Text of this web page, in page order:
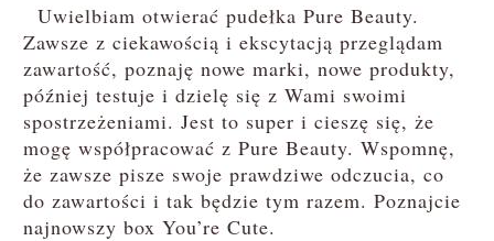
Uwielbiam otwierać pudełka Pure Beauty.
Zawsze z ciekawością i ekscytacją przeglądam
zawartość, poznaję nowe marki, nowe produkty,
później testuje i dzielę się z Wami swoimi
spostrzeżeniami. Jest to super i cieszę się, że
mogę współpracować z Pure Beauty. Wspomnę,
że zawsze pisze swoje prawdziwe odczucia, co
do zawartości i tak będzie tym razem. Poznajcie
najnowszy box You’re Cute.